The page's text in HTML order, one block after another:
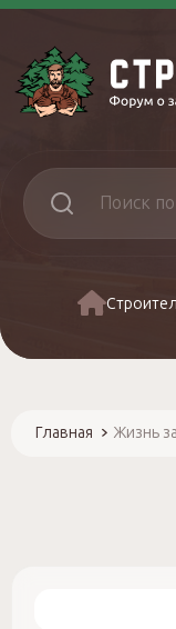
Главная Жизнь